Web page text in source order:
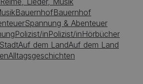
BauernhofBauernhof
Spannung & Abenteuer
Polizist/inPolizist/inHörbücher
StadtAuf dem LandAuf dem Land
Alltagsgeschichten